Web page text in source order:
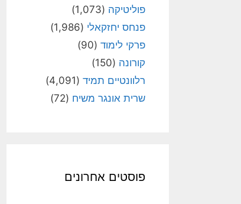
פוליטיקה (1,073)
פנחס יחזקאלי (1,986)
פרקי לימוד (90)
קורונה (150)
רלוונטיים תמיד (4,091)
שרית אונגר משיח (72)
פוסטים אחרונים